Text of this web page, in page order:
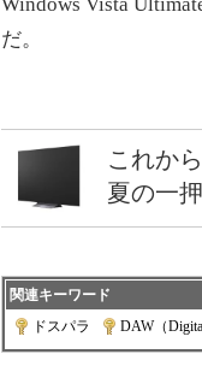
だ。
これか
夏の一
関連キーワード
ドスパラ
DAW（